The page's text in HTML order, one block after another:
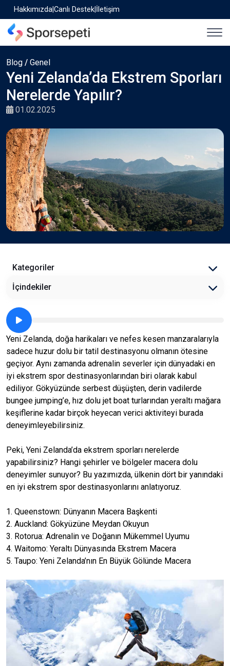
HakkımızdaCanlı Destek İletişim
Blog / Genel
Yeni Zelanda’da Ekstrem Sporları
Nerelerde Yapılır?
01.02.2025
İçindekiler
Kategoriler
Yeni Zelanda, doğa harikaları ve nefes kesen manzaralarıyla
sadece huzur dolu bir tatil destinasyonu olmanın ötesine
geçiyor. Aynı zamanda adrenalin severler için dünyadaki en
iyi ekstrem spor destinasyonlarından biri olarak kabul
ediliyor. Gökyüzünde serbest düşüşten, derin vadilerde
bungee jumping’e, hız dolu jet boat turlarından yeraltı mağara
keşiflerine kadar birçok heyecan verici aktiviteyi burada
deneyimleyebilirsiniz.
Peki, Yeni Zelanda’da ekstrem sporları nerelerde
yapabilirsiniz? Hangi şehirler ve bölgeler macera dolu
deneyimler sunuyor? Bu yazımızda, ülkenin dört bir yanındaki
en iyi ekstrem spor destinasyonlarını anlatıyoruz.
1. Queenstown: Dünyanın Macera Başkenti
2. Auckland: Gökyüzüne Meydan Okuyun
3. Rotorua: Adrenalin ve Doğanın Mükemmel Uyumu
4. Waitomo: Yeraltı Dünyasında Ekstrem Macera
5. Taupo: Yeni Zelanda’nın En Büyük Gölünde Macera